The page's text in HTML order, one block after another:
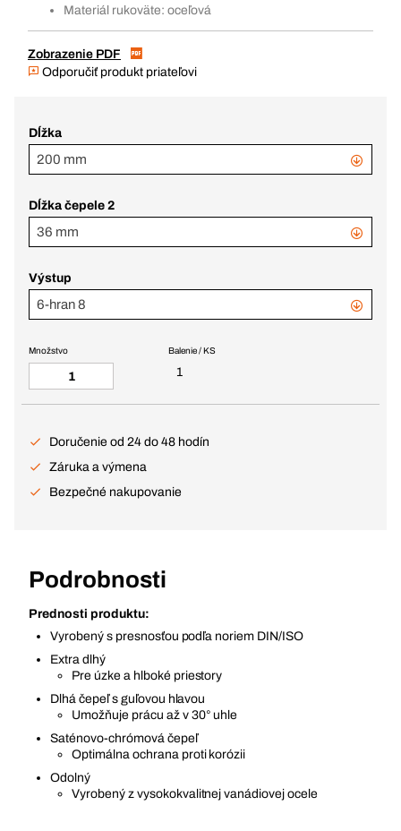
Materiál rukoväte: oceľová
Zobrazenie PDF
Odporučiť produkt priateľovi
Dĺžka
200 mm
Dĺžka čepele 2
36 mm
Výstup
6-hran 8
Balenie / KS
1
Množstvo
Doručenie od 24 do 48 hodín
Záruka a výmena
Bezpečné nakupovanie
Podrobnosti
Prednosti produktu:
Vyrobený s presnosťou podľa noriem DIN/ISO
Extra dlhý
Pre úzke a hlboké priestory
Dlhá čepeľ s guľovou hlavou
Umožňuje prácu až v 30° uhle
Saténovo-chrómová čepeľ
Optimálna ochrana proti korózii
Odolný
Vyrobený z vysokokvalitnej vanádiovej ocele